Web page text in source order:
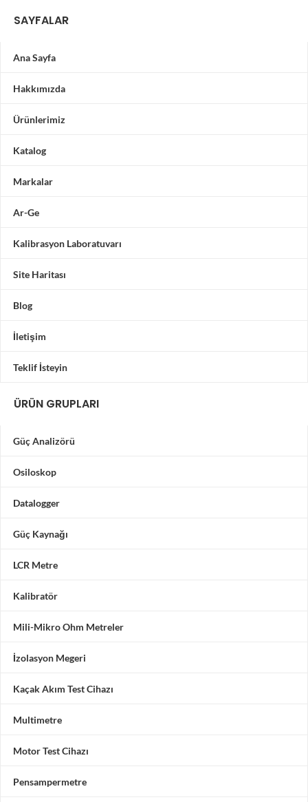
SAYFALAR
Ana Sayfa
Hakkımızda
Ürünlerimiz
Katalog
Markalar
Ar-Ge
Kalibrasyon Laboratuvarı
Site Haritası
Blog
İletişim
Teklif İsteyin
ÜRÜN GRUPLARI
Güç Analizörü
Osiloskop
Datalogger
Güç Kaynağı
LCR Metre
Kalibratör
Mili-Mikro Ohm Metreler
İzolasyon Megeri
Kaçak Akım Test Cihazı
Multimetre
Motor Test Cihazı
Pensampermetre